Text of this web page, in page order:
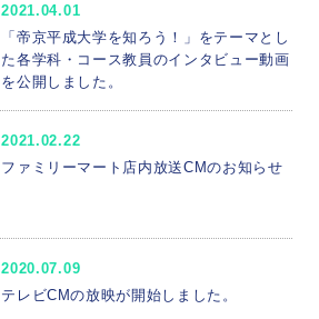
2021.04.01
「帝京平成大学を知ろう！」をテーマとし
た各学科・コース教員のインタビュー動画
を公開しました。
2021.02.22
ファミリーマート店内放送CMのお知らせ
2020.07.09
テレビCMの放映が開始しました。